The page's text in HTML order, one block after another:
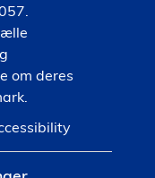
om deres